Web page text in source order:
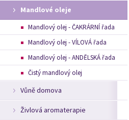
Mandlové oleje
Mandlový olej - ČAKRÁRNÍ řada
Mandlový olej - VÍLOVÁ řada
Mandlový olej - ANDĚLSKÁ řada
Čistý mandlový olej
Vůně domova
Živlová aromaterapie